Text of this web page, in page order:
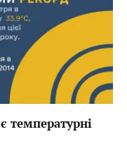
температурні